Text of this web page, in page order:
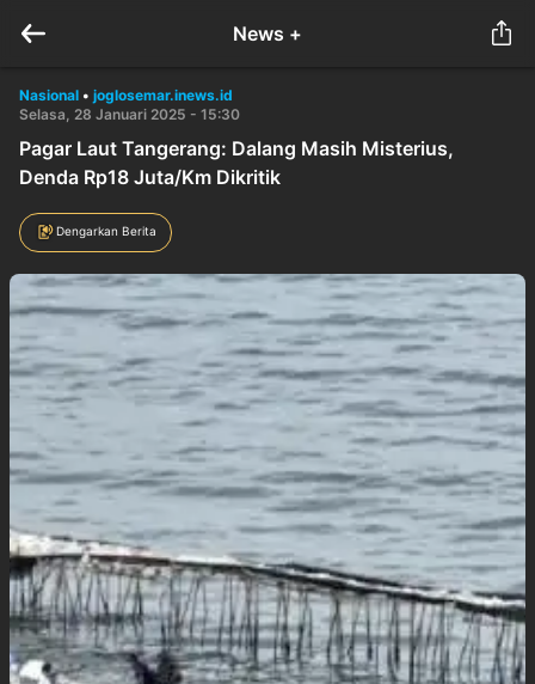
News +
Nasional • joglosemar.inews.id
Selasa, 28 Januari 2025 - 15:30
Pagar Laut Tangerang: Dalang Masih Misterius,
Denda Rp18 Juta/Km Dikritik
Dengarkan Berita